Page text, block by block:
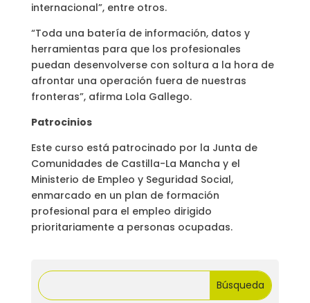
internacional”, entre otros.
“Toda una batería de información, datos y
herramientas para que los profesionales
puedan desenvolverse con soltura a la hora de
afrontar una operación fuera de nuestras
fronteras”, afirma Lola Gallego.
Patrocinios
Este curso está patrocinado por la Junta de
Comunidades de Castilla-La Mancha y el
Ministerio de Empleo y Seguridad Social,
enmarcado en un plan de formación
profesional para el empleo dirigido
prioritariamente a personas ocupadas.